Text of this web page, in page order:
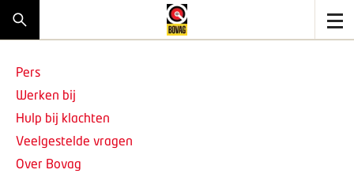
Pers
Werken bij
Hulp bij klachten
Veelgestelde vragen
Over Bovag